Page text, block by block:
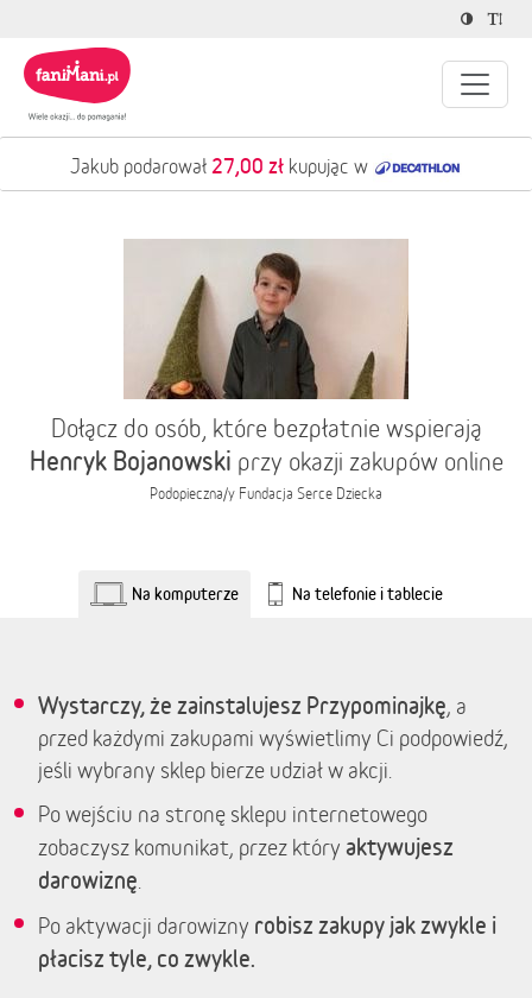
Jakub podarował 27,00 zł kupując w
Dołącz do osób, które bezpłatnie wspierają
Henryk Bojanowski przy okazji zakupów online
Podopieczna/y Fundacja Serce Dziecka
Na komputerze Na telefonie i tablecie
Wystarczy, że zainstalujesz Przypominajkę, a
przed każdymi zakupami wyświetlimy Ci podpowiedź,
jeśli wybrany sklep bierze udział w akcji.
Po wejściu na stronę sklepu internetowego
zobaczysz komunikat, przez który aktywujesz
darowiznę
Po aktywacji darowizny robisz zakupy jak zwykle i
płacisz tyle, co zwykle.